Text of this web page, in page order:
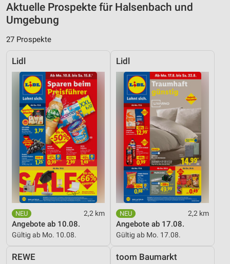
Aktuelle Prospekte für Halsenbach und
Umgebung
27 Prospekte
Lidl
2,2 km
Angebote ab 10.08.
Gültig ab Mo. 10.08.
Lidl
2,2 km
Angebote ab 17.08.
Gültig ab Mo. 17.08.
REWE toom Baumarkt